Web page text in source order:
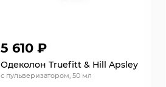
5 610 ₽
Одеколон Truefitt & Hill Apsley
с пульверизатором, 50 мл